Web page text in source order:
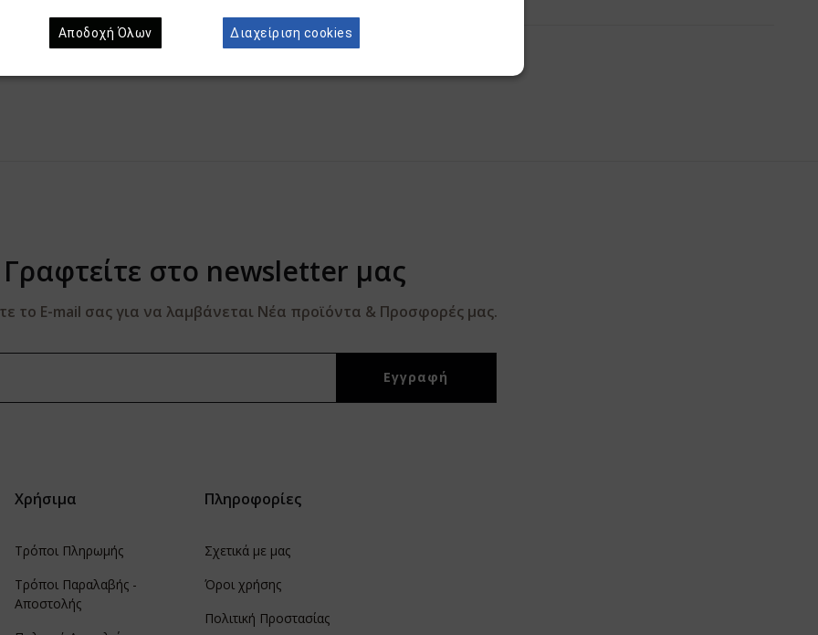
Γραφτείτε στο newsletter μας
το E-mail σας για να λαμβάνεται Νέα προϊόντα & Προσφορές μας.
Χρήσιμα
Τρόποι Πληρωμής
Τρόποι Παραλαβής -
Αποστολής
Πληροφορίες
Σχετικά με μας
Όροι χρήσης
Πολιτική Προστασίας
Αποδοχή Όλων Διαχείριση cookies